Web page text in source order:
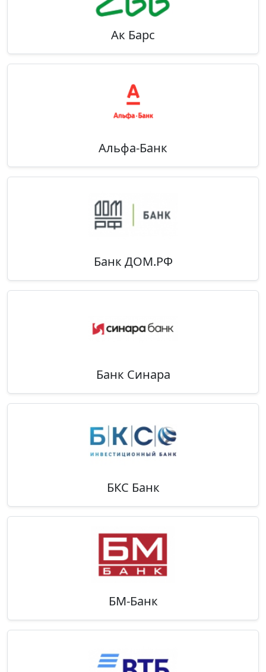
Ак Барс
Альфа-Банк
Банк ДОМ.РФ
Банк Синара
БКС Банк
БМ-Банк